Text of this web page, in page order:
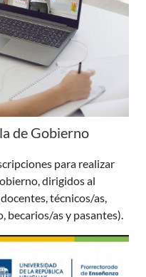
de Gobierno
para realizar
dirigidos al
técnicos/as,
becarios/as y pasantes).